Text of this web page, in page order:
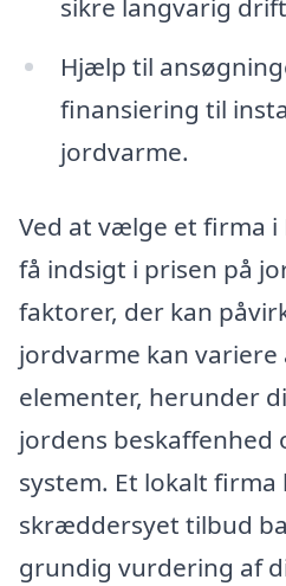
sikre langvarig
Hjælp til
finansiering til
jordvarme.
Ved at vælge et firma i
få indsigt i prisen på
faktorer, der kan
jordvarme kan
elementer, herunder
jordens beskaffenhed
system. Et lokalt firma
skræddersyet tilbud
grundig vurdering af